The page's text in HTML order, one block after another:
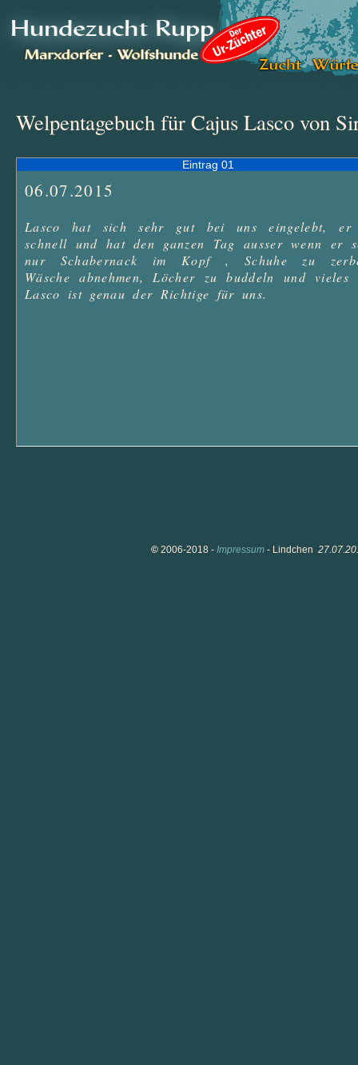
Welpentagebuch für Cajus Lasco von
Eintrag 01
06.07.2015
Lasco hat sich sehr gut bei uns eingelebt, er
schnell und hat den ganzen Tag ausser wenn er
nur Schabernack im Kopf , Schuhe zu
Wäsche abnehmen, Löcher zu buddeln und vieles
Lasco ist genau der Richtige für uns.
© 2006-2018 - Impressum - Lindchen